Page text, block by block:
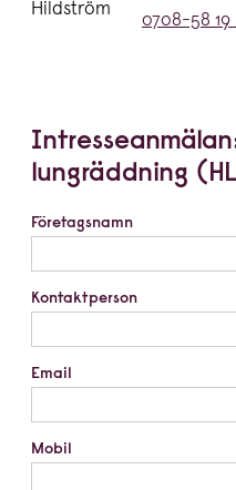
Telefon:
0708-58 19
lungräddning
Företagsnamn
Kontaktperson
Email
Mobil